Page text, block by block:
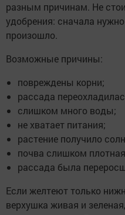
разным причинам. Не
удобрения: сначала
произошло.
Возможные причины:
повреждены корни;
рассада
слишком много воды;
не хватает питания;
растение получило
почва слишком
рассада была
Если желтеют только
верхушка живая и